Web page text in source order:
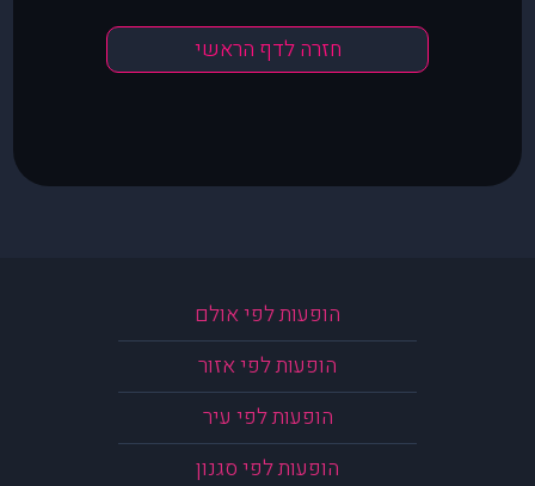
חזרה לדף הראשי
הופעות לפי אולם
הופעות לפי אזור
הופעות לפי עיר
הופעות לפי סגנון